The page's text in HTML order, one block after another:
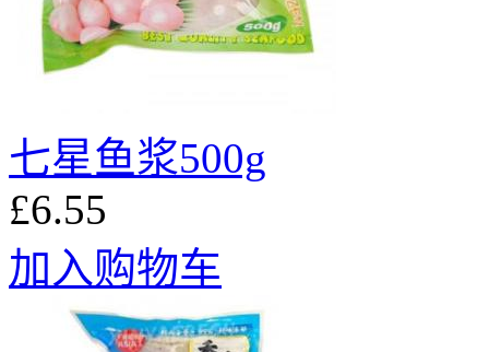
七星鱼浆500g
£6.55
加入购物车